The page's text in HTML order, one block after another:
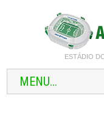
ESTÁDIO
MENU...